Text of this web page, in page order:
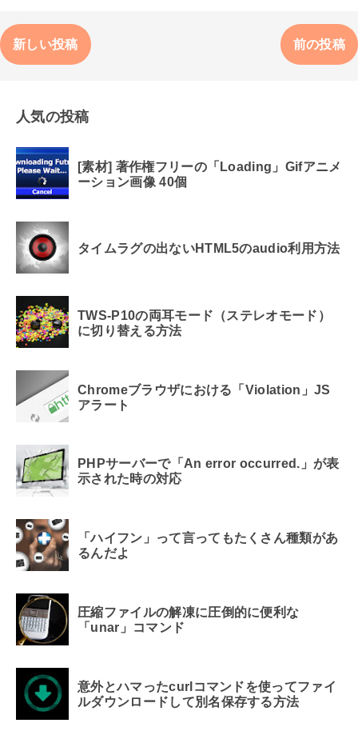
新しい投稿 前の投稿
人気の投稿
[素材] 著作権フリーの「Loading」Gifアニメ
ーション画像 40個
タイムラグの出ないHTML5のaudio利用方法
TWS-P10の両耳モード（ステレオモード）
に切り替える方法
Chromeブラウザにおける「Violation」JS
アラート
PHPサーバーで「An error occurred.」が表
示された時の対応
「ハイフン」って言ってもたくさん種類があ
るんだよ
圧縮ファイルの解凍に圧倒的に便利な
「unar」コマンド
意外とハマったcurlコマンドを使ってファイ
ルダウンロードして別名保存する方法